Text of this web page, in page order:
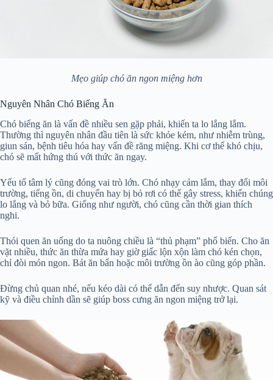
Mẹo giúp chó ăn ngon miệng hơn
Nguyên Nhân Chó Biếng Ăn
Chó biếng ăn là vấn đề nhiều sen gặp phải, khiến ta lo lắng lắm.
Thường thì nguyên nhân đầu tiên là sức khỏe kém, như nhiễm trùng,
giun sán, bệnh tiêu hóa hay vấn đề răng miệng. Khi cơ thể khó chịu,
chó sẽ mất hứng thú với thức ăn ngay.
Yếu tố tâm lý cũng đóng vai trò lớn. Chó nhạy cảm lắm, thay đổi môi
trường, tiếng ồn, di chuyển hay bị bỏ rơi có thể gây stress, khiến chúng
lo lắng và bỏ bữa. Giống như người, chó cũng cần thời gian thích
nghi.
Thói quen ăn uống do ta nuông chiều là “thủ phạm” phổ biến. Cho ăn
vặt nhiều, thức ăn thừa mứa hay giờ giấc lộn xộn làm chó kén chọn,
chỉ đòi món ngon. Bát ăn bẩn hoặc môi trường ồn ào cũng góp phần.
Đừng chủ quan nhé, nếu kéo dài có thể dẫn đến suy nhược. Quan sát
kỹ và điều chỉnh dần sẽ giúp boss cưng ăn ngon miệng trở lại.